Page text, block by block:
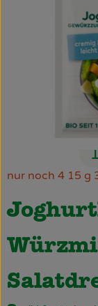
Obst &
Käsetheke
Firmenkunden
nur noch 4 15 g